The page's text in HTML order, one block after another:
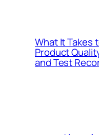
What It Takes
Product
and Test